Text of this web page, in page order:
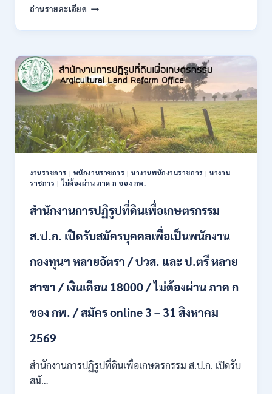
26
อ่านรายละเอียด กรุงเทพมหานคร
รับ
สอบ
เป็น
ข้าราชการ
56
อัตรา
หลาย
ตำแหน่ง
/
ปวช.
ป.ตรี
หลาย
/
ต้อง
ภาค
ของ
/
–
28780
งานราชการ | พนักงานราชการ |หางานพนักงานราชการ |หางาน
ราชการ |ไม่ต้องผ่าน ภาค ก ของ กพ.
สำนักงานการปฏิรูปที่ดินเพื่อเกษตรกรรม
ส.ป.ก. เปิดรับสมัครบุคคลเพื่อเป็นพนักงาน
กองทุนฯ หลายอัตรา / ปวส. และ ป.ตรี หลาย
สาขา / เงินเดือน 18000 / ไม่ต้องผ่าน ภาค ก
ของ กพ. / สมัคร online 3 – 31 สิงหาคม
2569
สำนักงานการปฏิรูปที่ดินเพื่อเกษตรกรรม ส.ป.ก. เปิดรับ
สมั…